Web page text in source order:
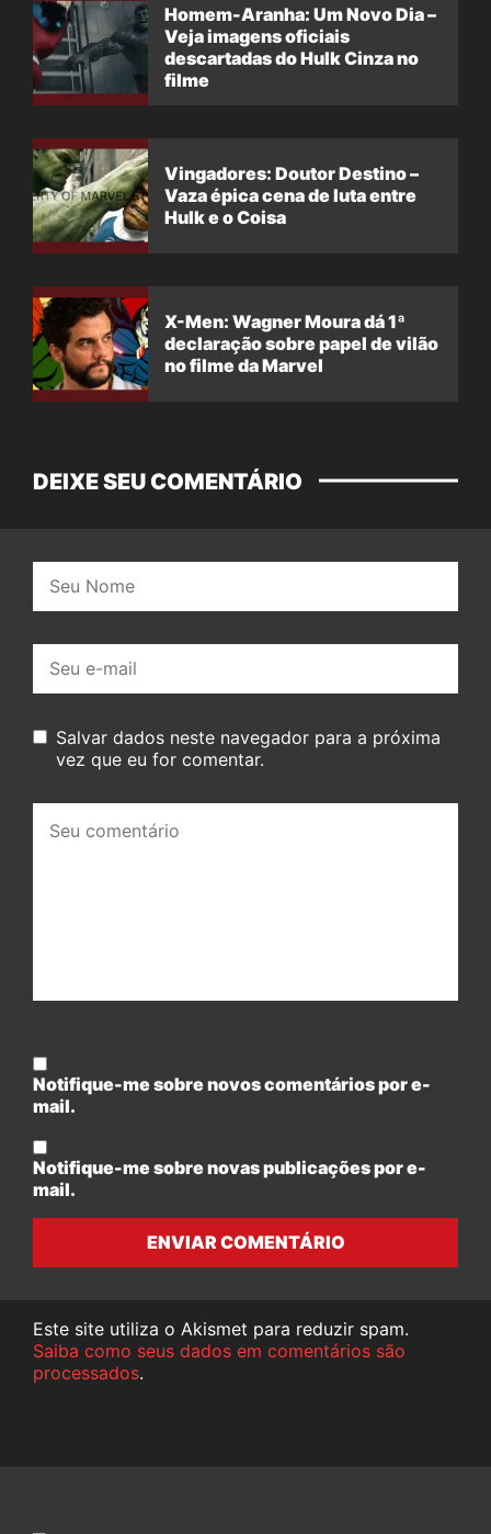
Homem-Aranha: Um Novo Dia –
Veja imagens oficiais
descartadas do Hulk Cinza no
filme
Vingadores: Doutor Destino –
Vaza épica cena de luta entre
Hulk e o Coisa
X-Men: Wagner Moura dá 1ª
declaração sobre papel de vilão
no filme da Marvel
DEIXE SEU COMENTÁRIO
mail:
Salvar dados neste navegador para a próxima
vez que eu for comentar.
comentário:
Notifique-me sobre novos comentários por e-
mail.
Notifique-me sobre novas publicações por e-
mail.
ENVIAR COMENTÁRIO
Este site utiliza o Akismet para reduzir spam.
Saiba como seus dados em comentários são
processados.